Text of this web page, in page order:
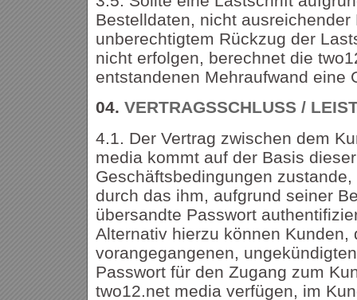
Bestelldaten, nicht
unberechtigtem Rückzug der
nicht erfolgen, berechnet die
entstandenen Mehraufwand eine
04. VERTRAGSSCHLUSS /
4.1. Der Vertrag zwischen dem
media kommt auf der Basis
Geschäftsbedingungen
durch das ihm, aufgrund seiner
übersandte Passwort
Alternativ hierzu können Kunden,
vorangegangenen,
Passwort für den Zugang zum
two12.net media verfügen, im